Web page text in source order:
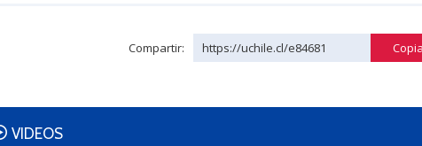
Compartir: https://uchile.cl/e84681
VIDEOS